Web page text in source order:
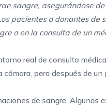
sangre, asegurándose
pacientes o donantes de
o en la consulta de un
real de consulta
pero después de un
de sangre. Algunos